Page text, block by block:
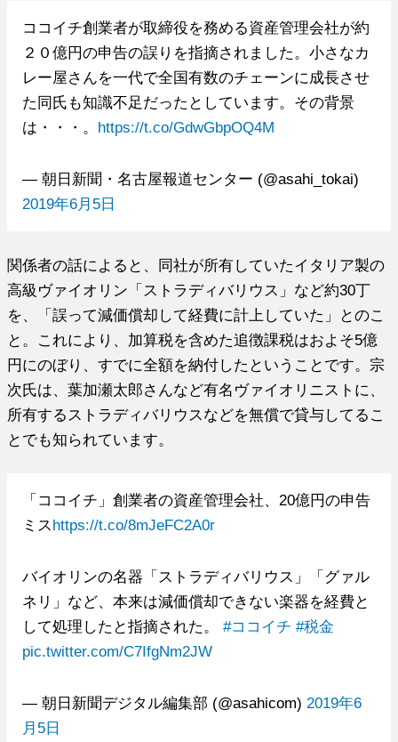
ココイチ創業者が取締役を務める資産管理会社が約
２０億円の申告の誤りを指摘されました。小さなカ
レー屋さんを一代で全国有数のチェーンに成長させ
た同氏も知識不足だったとしています。その背景
は・・・。
https://t.co/GdwGbpOQ4M
— 朝日新聞・名古屋報道センター (@asahi_tokai)
2019年6月5日
関係者の話によると、同社が所有していたイタリア製の
高級ヴァイオリン「ストラディバリウス」など約30丁
を、「誤って減価償却して経費に計上していた」とのこ
と。これにより、加算税を含めた追徴課税はおよそ5億
円にのぼり、すでに全額を納付したということです。宗
次氏は、葉加瀬太郎さんなど有名ヴァイオリニストに、
所有するストラディバリウスなどを無償で貸与してるこ
とでも知られています。
「ココイチ」創業者の資産管理会社、20億円の申告
ミス https://t.co/8mJeFC2A0r
バイオリンの名器「ストラディバリウス」「グァル
ネリ」など、本来は減価償却できない楽器を経費と
して処理したと指摘された。 #ココイチ #税金
pic.twitter.com/C7IfgNm2JW
— 朝日新聞デジタル編集部 (@asahicom) 2019年6
月5日